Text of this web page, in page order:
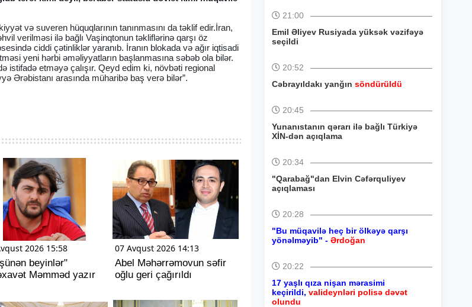
və suveren hüquqlarının tanınmasını da təklif edir.İran,
verilməsi ilə bağlı Vaşinqtonun təkliflərinə qarşı öz
ciddi çətinliklər yaranıb. İranın blokada və ağır iqtisadi
yeni hərbi əməliyyatların başlanmasına səbəb ola bilər.
istifadə etməyə çalışır. Qeyd edim ki, növbəti regional
Ərəbistanı arasında müharibə baş verə bilər”.
2026 15:58
beyinlər"
Məmməd yazır
07 Avqust 2026 14:13
Abel Məhərrəmovun səfir
oğlu geri çağırıldı
21:00
Emil Əliyev Rusiyada yüksək vəzifəyə
seçildi
20:52
Cəbrayıldakı yanğın söndürüldü
20:45
Yunanıstanın qərarı ilə bağlı Türkiyə
XİN-dən açıqlama
20:34
"Qarabağ"dan Elvin Cəfərquliyev
açıqlaması
20:28
"Bu müqavilə heç bir ölkəyə qarşı
yönəlməyib" - Ərdoğan
20:22
17 yaşlı qıza nişan mərasimi
keçirildi, valideynləri polisə dəvət
olundu